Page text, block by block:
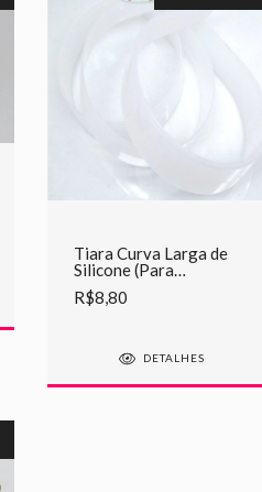
Tiara Curva Larga de
Silicone (Para
Turbantes)
R$8,80
DETALHES